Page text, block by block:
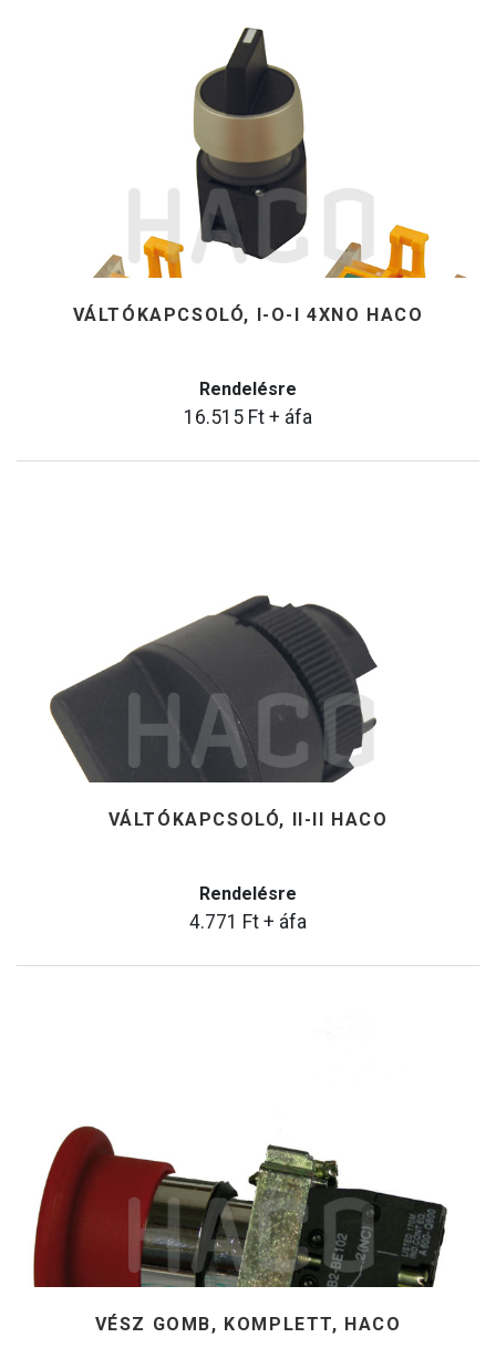
VÁLTÓKAPCSOLÓ, I-O-I 4XNO HACO
Rendelésre
16.515 Ft + áfa
VÁLTÓKAPCSOLÓ, II-II HACO
Rendelésre
4.771 Ft + áfa
VÉSZ GOMB, KOMPLETT, HACO